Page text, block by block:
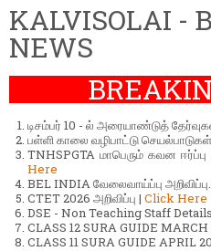
KALVISOLAI -
NEWS
டிசம்பர் 10 - ல் அரையாண்டுத்
பள்ளி காலை வழிபாட்டு
TNHSPGTA மாபெரும் கவன
Here
BEL INDIA வேலைவாய்ப்பு
CTET 2026 அறிவிப்பு | Click Here
DSE - Non Teaching Staff
CLASS 12 SURA GUIDE MARCH
CLASS 11 SURA GUIDE APRIL